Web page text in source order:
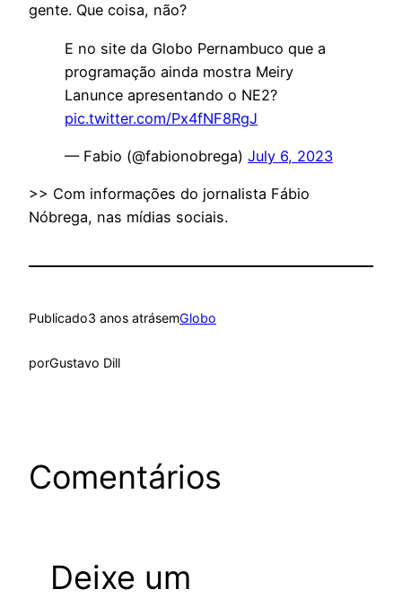
gente. Que coisa, não?
E no site da Globo Pernambuco que a
programação ainda mostra Meiry
Lanunce apresentando o NE2?
pic.twitter.com/Px4fNF8RgJ
— Fabio (@fabionobrega) July 6, 2023
>> Com informações do jornalista Fábio
Nóbrega, nas mídias sociais.
Publicado3 anos atrásemGlobo
porGustavo Dill
Comentários
Deixe um